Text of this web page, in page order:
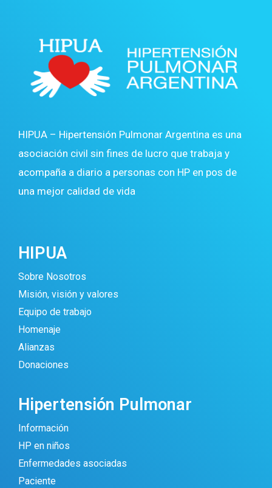
HIPUA – Hipertensión Pulmonar Argentina es una
asociación civil sin fines de lucro que trabaja y
acompaña a diario a personas con HP en pos de
una mejor calidad de vida
HIPUA
Sobre Nosotros
Misión, visión y valores
Equipo de trabajo
Homenaje
Alianzas
Donaciones
Hipertensión Pulmonar
Información
HP en niños
Enfermedades asociadas
Paciente